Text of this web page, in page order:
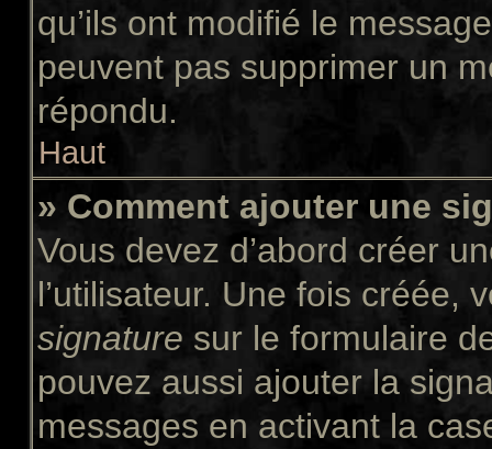
qu’ils ont modifié le
peuvent pas supprimer un
répondu.
Haut
» Comment ajouter une
Vous devez d’abord créer
l’utilisateur. Une fois créée,
signature sur le formulaire
pouvez aussi ajouter la
messages en activant la